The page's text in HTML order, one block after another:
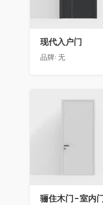
现代入户门
品牌: 无